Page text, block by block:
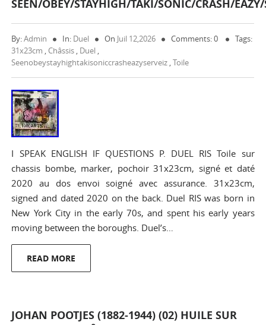
SEEN/OBEY/STAYHIGH/TAKI/SONIC/CRASH/
By:Admin In: Duel On Juil 12,2026 Comments: 0
Tags:
31x23cm , Châssis , Duel ,
Seenobeystayhightakisoniccrasheazyserveiz ,Toile
I SPEAK ENGLISH IF QUESTIONS P. DUEL RIS Toile sur
chassis bombe, marker, pochoir 31x23cm, signé et daté
2020 au dos envoi soigné avec assurance. 31x23cm,
signed and dated 2020 on the back. Duel RIS was born in
New York City in the early 70s, and spent his early years
moving between the boroughs. Duel’s…
READ MORE
JOHAN POOTJES (1882-1944) (02) HUILE SUR